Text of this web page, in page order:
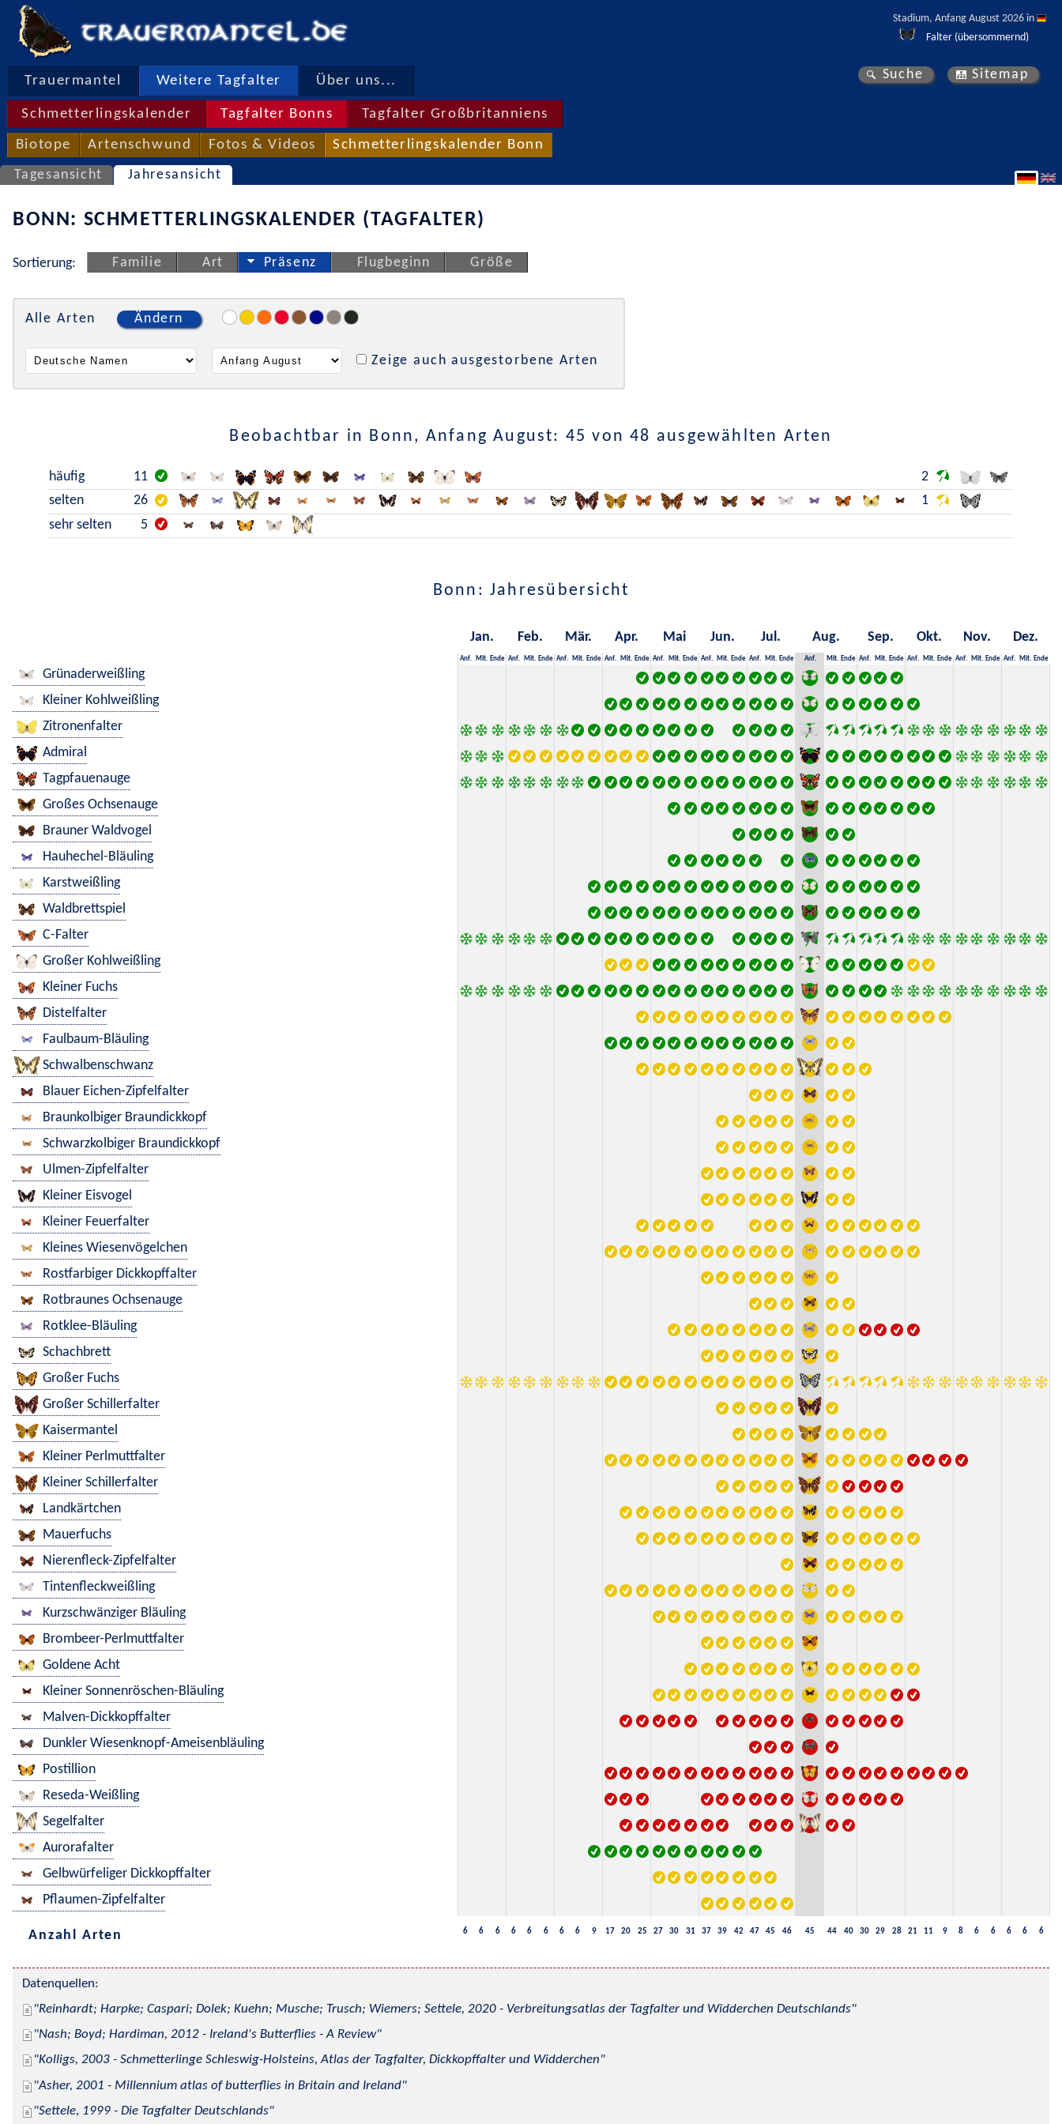
Stadium, Anfang August 2026 in
Falter (übersommernd)
Trauermantel Weitere Tagfalter Über uns...
Schmetterlingskalender Tagfalter Bonns Tagfalter Großbritanniens
Biotope Artenschwund Fotos & Videos Schmetterlingskalender Bonn
Suche Sitemap
Tagesansicht Jahresansicht
BONN: SCHMETTERLINGSKALENDER (TAGFALTER)
Sortierung: Familie Art Präsenz Flugbeginn Größe
Alle Arten Ändern
Zeige auch ausgestorbene Arten
Beobachtbar in Bonn, Anfang August: 45 von 48 ausgewählten Arten
häufig 11
2
selten
26
1
sehr selten
5
Bonn: Jahresübersicht
Jan. Feb. Mär. Apr. Mai Jun. Jul. Aug. Sep. Okt. Nov. Dez.
Anf. Mit. Ende Anf. Mit. Ende Anf. Mit. Ende Anf. Mit. Ende Anf. Mit. Ende Anf. Mit. Ende Anf. Mit. Ende Anf. Mit. Ende Anf. Mit. Ende Anf. Mit. Ende Anf. Mit. Ende Anf. Mit. Ende
Grünaderweißling
Kleiner Kohlweißling
Zitronenfalter
Admiral
Tagpfauenauge
Großes Ochsenauge
Brauner Waldvogel
Hauhechel-Bläuling
Karstweißling
Waldbrettspiel
C-Falter
Großer Kohlweißling
Kleiner Fuchs
Distelfalter
Faulbaum-Bläuling
Schwalbenschwanz
Blauer Eichen-Zipfelfalter
Braunkolbiger Braundickkopf
Schwarzkolbiger Braundickkopf
Ulmen-Zipfelfalter
Kleiner Eisvogel
Kleiner Feuerfalter
Kleines Wiesenvögelchen
Rostfarbiger Dickkopffalter
Rotbraunes Ochsenauge
Rotklee-Bläuling
Schachbrett
Großer Fuchs
Großer Schillerfalter
Kaisermantel
Kleiner Perlmuttfalter
Kleiner Schillerfalter
Landkärtchen
Mauerfuchs
Nierenfleck-Zipfelfalter
Tintenfleckweißling
Kurzschwänziger Bläuling
Brombeer-Perlmuttfalter
Goldene Acht
Kleiner Sonnenröschen-Bläuling
Malven-Dickkopffalter
Dunkler Wiesenknopf-Ameisenbläuling
Postillion
Reseda-Weißling
Segelfalter
Aurorafalter
Gelbwürfeliger Dickkopffalter
Pflaumen-Zipfelfalter
Anzahl Arten 6 6 6 6 6 6 6 6 9 17 20 25 27 30 31 37 39 42 47 45 46 45 44 40 30 29 28 21 11 9 8 6 6 6 6 6
Datenquellen:
Reinhardt; Harpke; Caspari; Dolek; Kuehn; Musche; Trusch; Wiemers; Settele, 2020 - Verbreitungsatlas der Tagfalter und Widderchen Deutschlands
Nash; Boyd; Hardiman, 2012 - Ireland's Butterflies - A Review
Kolligs, 2003 - Schmetterlinge Schleswig-Holsteins, Atlas der Tagfalter, Dickkopffalter und Widderchen
Asher, 2001 - Millennium atlas of butterflies in Britain and Ireland
Settele, 1999 - Die Tagfalter Deutschlands